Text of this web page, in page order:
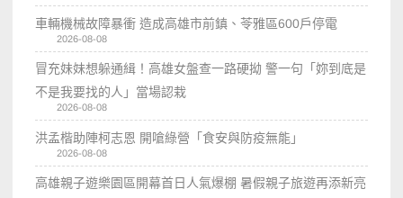
車輛機械故障暴衝 造成高雄市前鎮、苓雅區600戶停電
2026-08-08
冒充妹妹想躲通緝！高雄女盤查一路硬拗 警一句「妳到底是
不是我要找的人」當場認栽
2026-08-08
洪孟楷助陣柯志恩 開嗆綠營「食安與防疫無能」
2026-08-08
高雄親子遊樂園區開幕首日人氣爆棚 暑假親子旅遊再添新亮